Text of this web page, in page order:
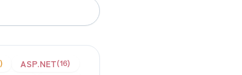
ASP.NET 16